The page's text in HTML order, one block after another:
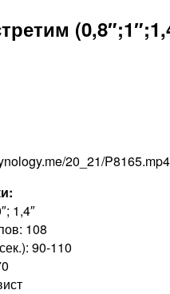
20_21/P8165.mp4
1,4″
108
90-110